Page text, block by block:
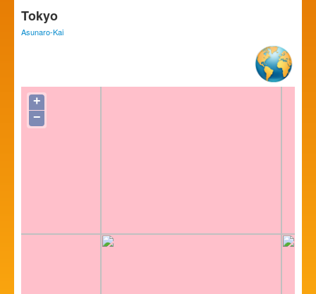
Tokyo
Asunaro-Kai
+
−